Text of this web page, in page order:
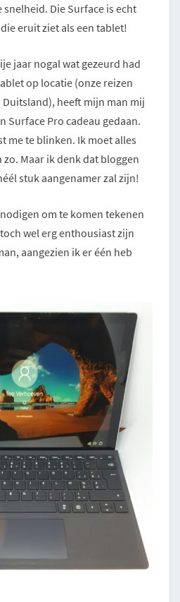
Die Surface is echt
eruit ziet als een tablet!
jaar nogal wat gezeurd had
op locatie (onze reizen
Duitsland), heeft mijn man mij
Surface Pro cadeau gedaan.
me te blinken. Ik moet alles
Maar ik denk dat bloggen
stuk aangenamer zal zijn!
om te komen tekenen
wel erg enthousiast zijn
aangezien ik er één heb